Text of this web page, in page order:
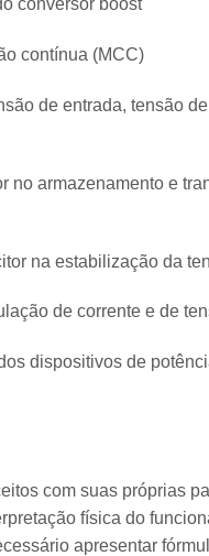
conversor boost
contínua (MCC)
de entrada, tensão
no armazenamento e
na estabilização da
de corrente e de
dispositivos de
com suas próprias
física do
apresentar